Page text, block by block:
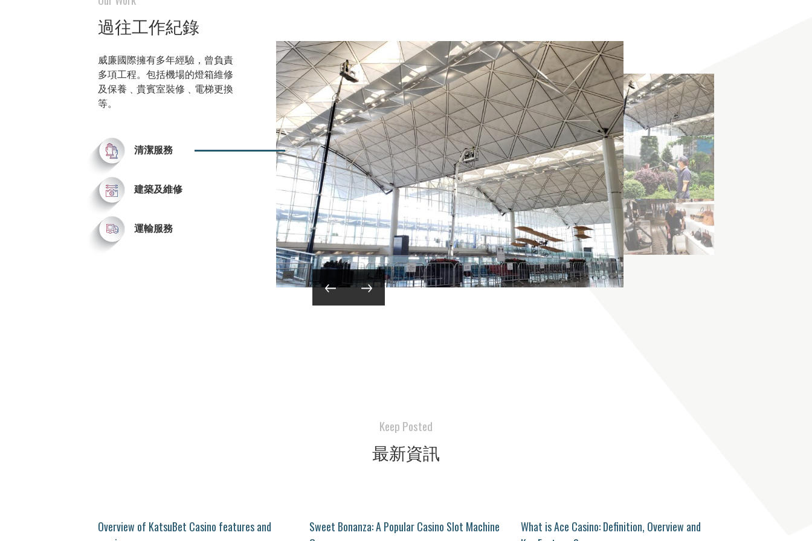
了解更多
了解更多
過往工作紀錄
威廉國際擁有多年經驗，曾負責
多項工程。包括機場的燈箱維修
及保養﹑貴賓室裝修﹑電梯更換
等。
清潔服務
建築及維修
運輸服務
Keep Posted
最新資訊
Overview of KatsuBet Casino features and
Sweet Bonanza: A Popular Casino Slot Machine
What is Ace Casino: Definition, Overview and